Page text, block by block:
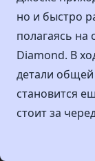
но и быстро
полагаясь на
Diamond. В
детали
становится
стоит за